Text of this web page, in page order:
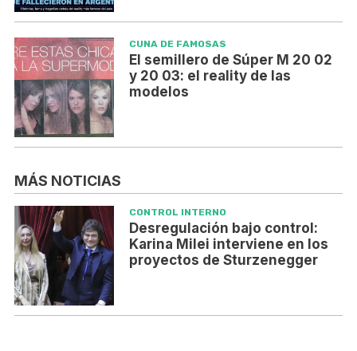
CUNA DE FAMOSAS
El semillero de Súper M 20 02
y 20 03: el reality de las
modelos
MÁS NOTICIAS
CONTROL INTERNO
Desregulación bajo control:
Karina Milei interviene en los
proyectos de Sturzenegger